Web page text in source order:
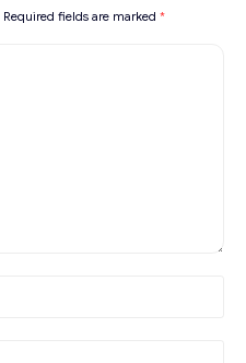
Required fields are marked *